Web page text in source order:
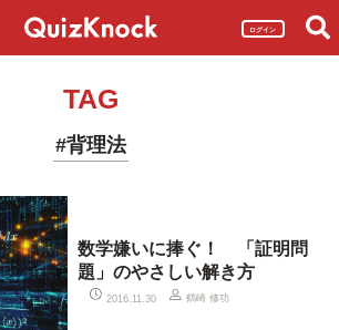
ログイン
TAG
#背理法
数学嫌いに捧ぐ！ 「証明問
題」のやさしい解き方
2016.11.30 鶴崎 修功